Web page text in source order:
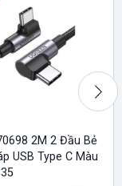
2M 2 Đầu Bẻ
USB Type C Màu